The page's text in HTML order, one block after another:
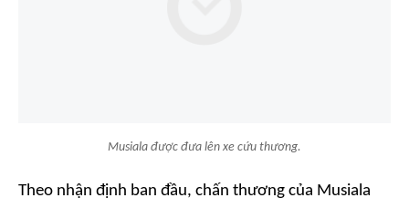
Musiala được đưa lên xe cứu thương.
Theo nhận định ban đầu, chấn thương của Musiala